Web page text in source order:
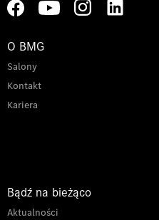
O BMG
Salony
Kontakt
Kariera
Bądź na bieżąco
Aktualności